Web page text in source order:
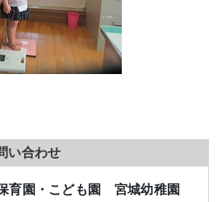
い合わせ
育園・こども園 宮城幼稚園